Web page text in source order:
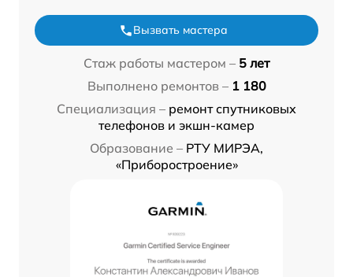
Вызвать мастера
Стаж работы мастером – 5 лет
Выполнено ремонтов – 1 180
Специализация – ремонт спутниковых
телефонов и экшн-камер
Образование – РТУ МИРЭА,
«Приборостроение»